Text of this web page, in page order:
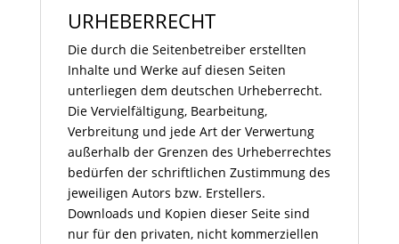
URHEBERRECHT
Die durch die Seitenbetreiber erstellten
Inhalte und Werke auf diesen Seiten
unterliegen dem deutschen Urheberrecht.
Die Vervielfältigung, Bearbeitung,
Verbreitung und jede Art der Verwertung
außerhalb der Grenzen des Urheberrechtes
bedürfen der schriftlichen Zustimmung des
jeweiligen Autors bzw. Erstellers.
Downloads und Kopien dieser Seite sind
nur für den privaten, nicht kommerziellen